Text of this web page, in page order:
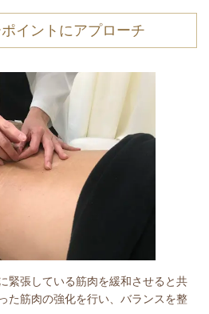
イントにアプローチ
緊張している筋肉を緩和させると共
た筋肉の強化を行い、バランスを整